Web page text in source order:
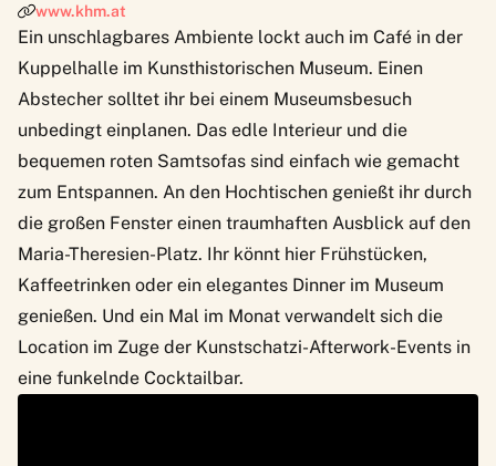
www.khm.at
Ein unschlagbares Ambiente lockt auch im Café in der
Kuppelhalle im Kunsthistorischen Museum. Einen
Abstecher solltet ihr bei einem Museumsbesuch
unbedingt einplanen. Das edle Interieur und die
bequemen roten Samtsofas sind einfach wie gemacht
zum Entspannen. An den Hochtischen genießt ihr durch
die großen Fenster einen traumhaften Ausblick auf den
Maria-Theresien-Platz. Ihr könnt hier Frühstücken,
Kaffeetrinken oder ein elegantes Dinner im Museum
genießen. Und ein Mal im Monat verwandelt sich die
Location im Zuge der Kunstschatzi-Afterwork-Events in
eine funkelnde Cocktailbar.